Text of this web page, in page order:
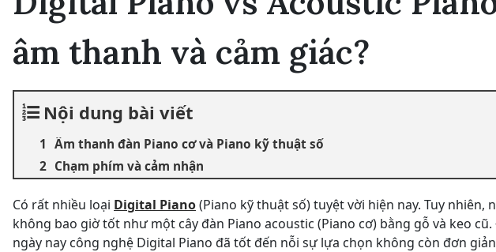
âm thanh và cảm giác?
Nội dung bài viết
Âm thanh đàn Piano cơ và Piano kỹ thuật số
Chạm phím và cảm nhận
Có rất nhiều loại Digital Piano(Piano kỹ thuật số) tuyệt vời hiện nay. Tuy
không bao giờ tốt như một cây đàn Piano acoustic (Piano cơ) bằng gỗ và keo
ngày nay công nghệ Digital Piano đã tốt đến nỗi sự lựa chọn không còn đơn